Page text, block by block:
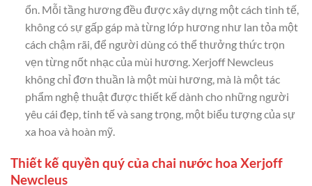
ổn. Mỗi tầng hương đều được xây dựng một cách tinh tế,
không có sự gấp gáp mà từng lớp hương như lan tỏa một
cách chậm rãi, để người dùng có thể thưởng thức trọn
vẹn từng nốt nhạc của mùi hương. Xerjoff Newcleus
không chỉ đơn thuần là một mùi hương, mà là một tác
phẩm nghệ thuật được thiết kế dành cho những người
yêu cái đẹp, tinh tế và sang trọng, một biểu tượng của sự
xa hoa và hoàn mỹ.
Thiết kế quyền quý của chai nước hoa Xerjoff
Newcleus